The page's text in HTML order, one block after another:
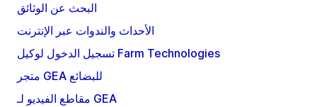
البحث عن الوثائق
الأحداث والندوات عبر الإنترنت
تسجيل الدخول لوكيل Farm Technologies
متجر GEA للبضائع
مقاطع الفيديو لـ GEA